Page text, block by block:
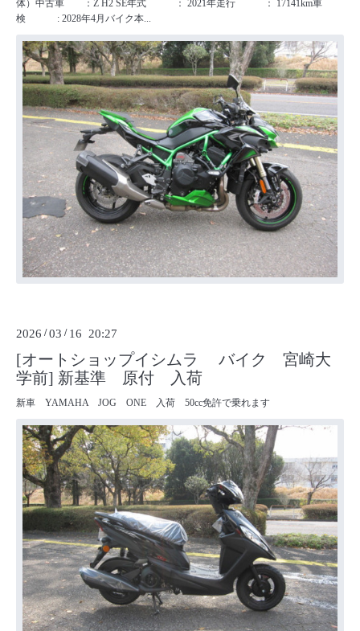
体）中古車 ：Z H2 SE年式 ： 2021年走行 ： 17141km車
検 : 2028年4月バイク本...
2026 /03 / 16 20:27
[オートショップイシムラ バイク 宮崎大
学前] 新基準 原付 入荷
新車 YAMAHA JOG ONE 入荷 50cc免許で乗れます